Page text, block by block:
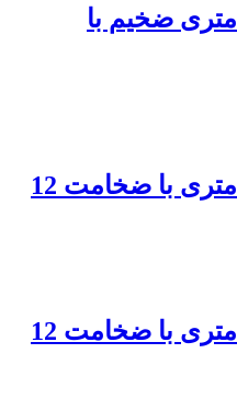
سلفون بسته بندی 500 متری ضخیم با
سلفون بسته بندی 500 متری با ضخامت 12
سلفون بسته بندی 100 متری با ضخامت 12